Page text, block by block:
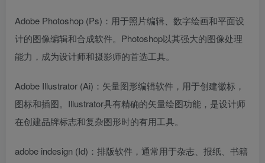
Adobe Photoshop (Ps)：用于照片编辑、数字绘画和平面设
计的图像编辑和合成软件。Photoshop以其强大的图像处理
能力，成为设计师和摄影师的首选工具。
Adobe Illustrator (Ai)：矢量图形编辑软件，用于创建徽标，
图标和插图。Illustrator具有精确的矢量绘图功能，是设计师
在创建品牌标志和复杂图形时的有用工具。
adobe indesign (Id)：排版软件，通常用于杂志、报纸、书籍